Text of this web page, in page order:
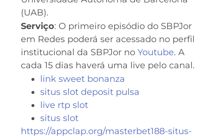
(UAB).
Serviço: O primeiro episódio do SBPJor
em Redes poderá ser acessado no perfil
institucional da SBPJor no Youtube. A
cada 15 dias haverá uma live pelo canal.
link sweet bonanza
situs slot deposit pulsa
live rtp slot
situs slot
https://appclap.org/masterbet188-situs-